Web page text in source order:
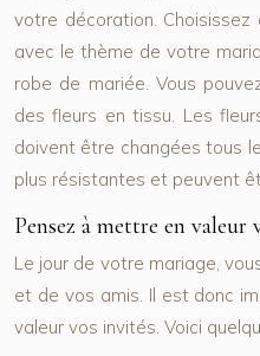
votre décoration. Choisissez
avec le thème de votre
robe de mariée. Vous
des fleurs en tissu. Les
doivent être changées tous
plus résistantes et peuvent
Pensez à mettre en valeur
Le jour de votre mariage,
et de vos amis. Il est donc
valeur vos invités. Voici